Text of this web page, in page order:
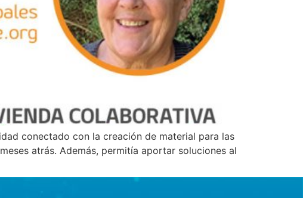
conectado con la creación de material para las
atrás. Además, permitía aportar soluciones al